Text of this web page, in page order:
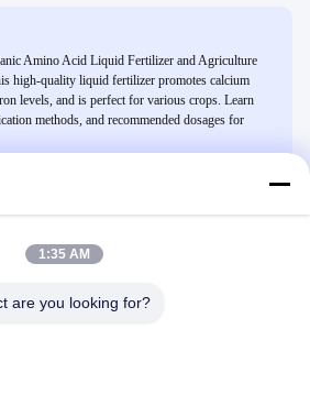
Amino Acid Liquid Fertilizer and Agriculture
high-quality liquid fertilizer promotes calcium
levels, and is perfect for various crops. Learn
methods, and recommended dosages for
1:35 AM
are you looking for?